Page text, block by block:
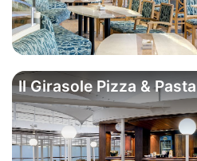
Il Girasole Pizza & Pasta